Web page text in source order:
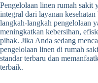
Pengelolaan linen rumah sakit
integral dari layanan
langkah-langkah pengelolaan
meningkatkan kebersihan,
pihak. Jika Anda sedang
pengelolaan linen di rumah
standar terbaru dan
terbaik.